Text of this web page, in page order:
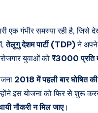
एक गंभीर समस्या रही है,
तेलुगु देशम पार्टी (TDP)ने अपने
युवाओं को ₹3000 प्रति
2018 में पहली बार घोषित
इस योजना को फिर से शुरू
नौकरी न मिल जाए।